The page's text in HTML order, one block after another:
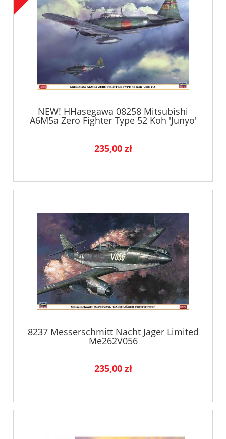
NEW! HHasegawa 08258 Mitsubishi
A6M5a Zero Fighter Type 52 Koh 'Junyo'
235,00 zł
8237 Messerschmitt Nacht Jager Limited
Me262V056
235,00 zł